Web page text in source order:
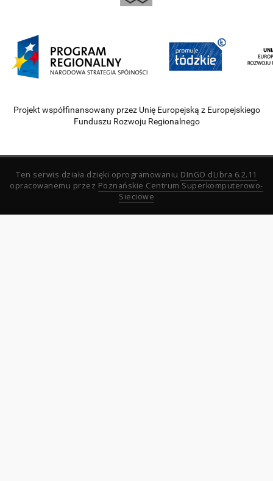
Projekt współfinansowany przez Unię Europejską z Europejskiego
Funduszu Rozwoju Regionalnego
Ten serwis działa dzięki oprogramowaniu DInGO dLibra 6.2.11
opracowanemu przez Poznańskie Centrum Superkomputerowo-
Sieciowe